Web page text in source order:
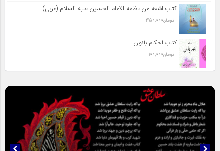
کتاب اشعه من عظمه الامام الحسین علیه السلام (عربی)
تومان350,000
کتاب احکام بانوان
تومان100,000